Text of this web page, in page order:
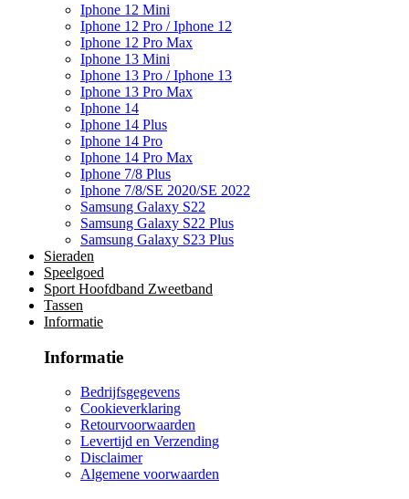
Iphone 12 Mini
Iphone 12 Pro / Iphone 12
Iphone 12 Pro Max
Iphone 13 Mini
Iphone 13 Pro / Iphone 13
Iphone 13 Pro Max
Iphone 14
Iphone 14 Plus
Iphone 14 Pro
Iphone 14 Pro Max
Iphone 7/8 Plus
Iphone 7/8/SE 2020/SE 2022
Samsung Galaxy S22
Samsung Galaxy S22 Plus
Samsung Galaxy S23 Plus
Sieraden
Speelgoed
Sport Hoofdband Zweetband
Tassen
Informatie
Informatie
Bedrijfsgegevens
Cookieverklaring
Retourvoorwaarden
Levertijd en Verzending
Disclaimer
Algemene voorwaarden